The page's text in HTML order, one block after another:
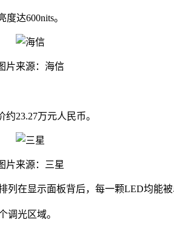
达600nits。
片来源：海信
23.27万元人民币。
片来源：三星
在显示面板背后，每一颗LED均能被
调光区域。